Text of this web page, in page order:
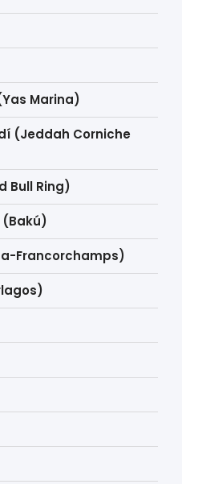
Marina)
(Jeddah Corniche
Bull Ring)
(Bakú)
Francorchamps)